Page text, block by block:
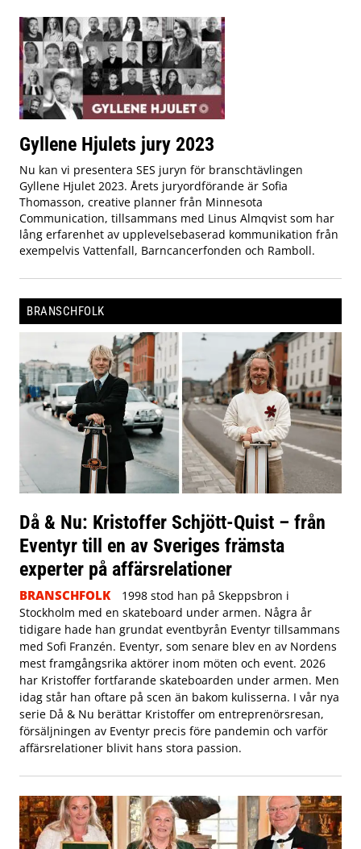
Gyllene Hjulets jury 2023
Nu kan vi presentera SES juryn för branschtävlingen
Gyllene Hjulet 2023. Årets juryordförande är Sofia
Thomasson, creative planner från Minnesota
Communication, tillsammans med Linus Almqvist som har
lång erfarenhet av upplevelsebaserad kommunikation från
exempelvis Vattenfall, Barncancerfonden och Ramboll.
BRANSCHFOLK
Då & Nu: Kristoffer Schjött-Quist – från
Eventyr till en av Sveriges främsta
experter på affärsrelationer
BRANSCHFOLK
1998 stod han på Skeppsbron i
Stockholm med en skateboard under armen. Några år
tidigare hade han grundat eventbyrån Eventyr tillsammans
med Sofi Franzén. Eventyr, som senare blev en av Nordens
mest framgångsrika aktörer inom möten och event. 2026
har Kristoffer fortfarande skateboarden under armen. Men
idag står han oftare på scen än bakom kulisserna. I vår nya
serie Då & Nu berättar Kristoffer om entreprenörsresan,
försäljningen av Eventyr precis före pandemin och varför
affärsrelationer blivit hans stora passion.